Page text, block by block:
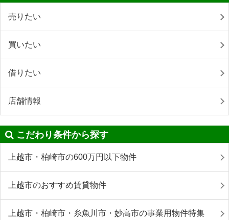
売りたい
買いたい
借りたい
店舗情報
こだわり条件から探す
上越市・柏崎市の600万円以下物件
上越市のおすすめ賃貸物件
上越市・柏崎市・糸魚川市・妙高市の事業用物件特集